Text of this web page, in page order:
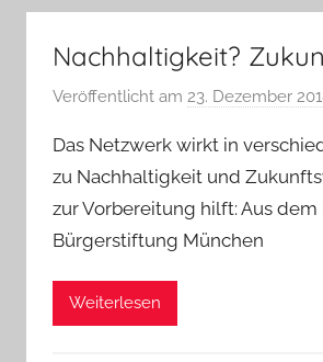
Nachhaltigkeit?
Veröffentlicht am 23. Dezember
Das Netzwerk wirkt in
zu Nachhaltigkeit und
zur Vorbereitung hilft: Aus
Bürgerstiftung München
Weiterlesen